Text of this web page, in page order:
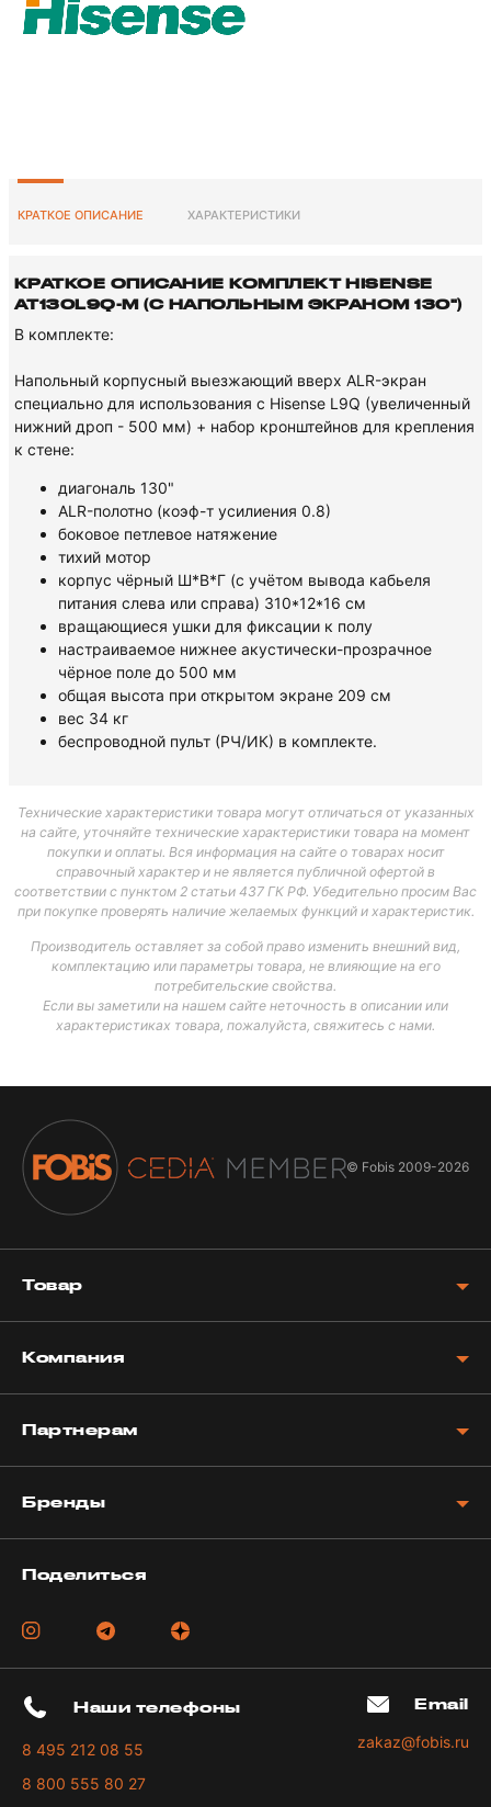
КРАТКОЕ ОПИСАНИЕ ХАРАКТЕРИСТИКИ
КРАТКОЕ ОПИСАНИЕ КОМПЛЕКТ HISENSE
AT130L9Q-M (С НАПОЛЬНЫМ ЭКРАНОМ 130")
В комплекте:
Напольный корпусный выезжающий вверх ALR-экран
специально для использования с Hisense L9Q (увеличенный
нижний дроп - 500 мм) + набор кронштейнов для крепления
к стене:
диагональ 130"
ALR-полотно (коэф-т усилиения 0.8)
боковое петлевое натяжение
тихий мотор
корпус чёрный Ш*В*Г (с учётом вывода кабьеля
питания слева или справа) 310*12*16 см
вращающиеся ушки для фиксации к полу
настраиваемое нижнее акустически-прозрачное
чёрное поле до 500 мм
общая высота при открытом экране 209 см
вес 34 кг
беспроводной пульт (РЧ/ИК) в комплекте.
Технические характеристики товара могут отличаться от указанных
на сайте, уточняйте технические характеристики товара на момент
покупки и оплаты. Вся информация на сайте о товарах носит
справочный характер и не является публичной офертой в
соответствии с пунктом 2 статьи 437 ГК РФ. Убедительно просим Вас
при покупке проверять наличие желаемых функций и характеристик.
Производитель оставляет за собой право изменить внешний вид,
комплектацию или параметры товара, не влияющие на его
потребительские свойства.
Если вы заметили на нашем сайте неточность в описании или
характеристиках товара, пожалуйста, свяжитесь с нами.
© Fobis 2009-2026
Товар
Компания
Партнерам
Бренды
Поделиться
Наши телефоны
8 495 212 08 55
8 800 555 80 27
Email
zakaz@fobis.ru